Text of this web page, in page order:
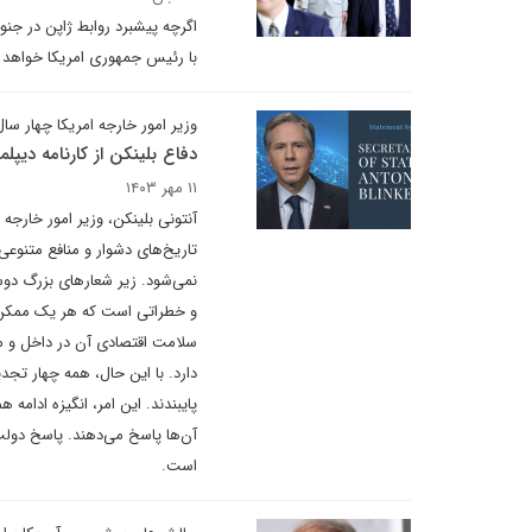
اگرچه پیشبرد روابط ژاپن در
با رئیس جمهوری امریکا خواهد
وزیر امور خارجه امریکا چهار
دفاع بلینکن از کارنامه
۱۱ مهر ۱۴۰۳
آنتونی بلینکن، وزیر امور
تاریخ‌های دشوار و منافع
نمی‌شود. زیر شعارهای بزرگ
و خطراتی است که هر یک ممکن
سلامت اقتصادی آن در داخل و
دارد. با این حال، همه چهار
پایبندند. این امر، انگیزه
آن‌ها پاسخ می‌دهند. پاسخ دولت
است.